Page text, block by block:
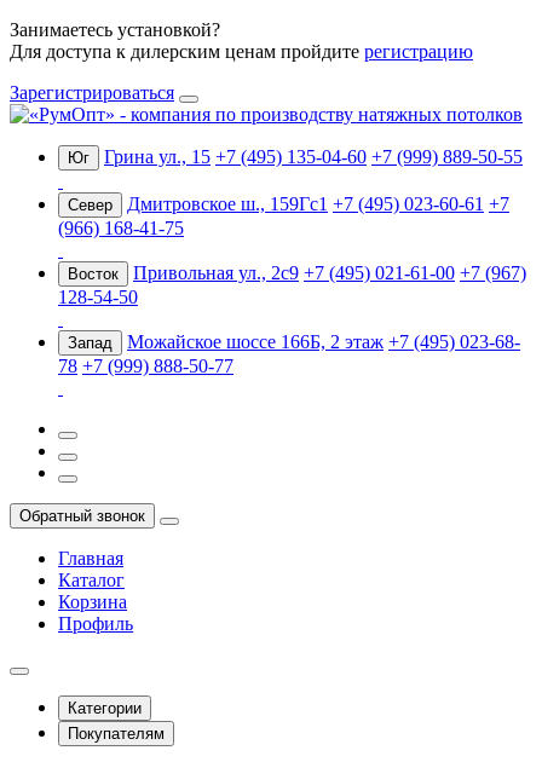
Занимаетесь установкой?
Для доступа к дилерским ценам пройдите регистрацию
Зарегистрироваться
Юг Грина ул., 15 +7 (495) 135-04-60 +7 (999) 889-50-55
Север Дмитровское ш., 159Гс1 +7 (495) 023-60-61 +7
(966) 168-41-75
Восток Привольная ул., 2с9 +7 (495) 021-61-00 +7 (967)
128-54-50
Запад Можайское шоссе 166Б, 2 этаж +7 (495) 023-68-
78 +7 (999) 888-50-77
Обратный звонок
Главная
Каталог
Корзина
Профиль
Категории
Покупателям